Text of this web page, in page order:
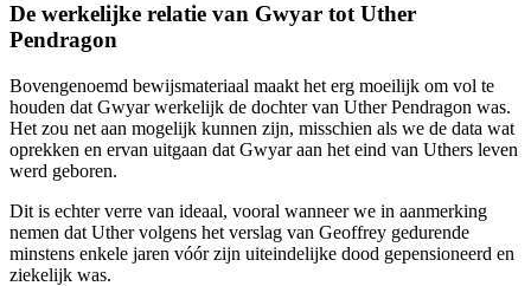
De werkelijke relatie van Gwyar tot Uther
Pendragon
Bovengenoemd bewijsmateriaal maakt het erg moeilijk om vol te
houden dat Gwyar werkelijk de dochter van Uther Pendragon was.
Het zou net aan mogelijk kunnen zijn, misschien als we de data wat
oprekken en ervan uitgaan dat Gwyar aan het eind van Uthers leven
werd geboren.
Dit is echter verre van ideaal, vooral wanneer we in aanmerking
nemen dat Uther volgens het verslag van Geoffrey gedurende
minstens enkele jaren vóór zijn uiteindelijke dood gepensioneerd en
ziekelijk was.